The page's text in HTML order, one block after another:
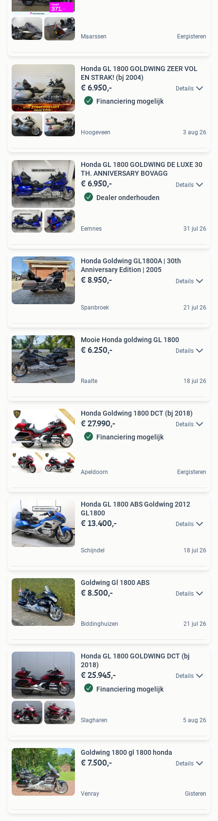
Maarssen Eergisteren
Honda GL 1800 GOLDWING ZEER VOL
EN STRAK! (bj 2004)
€ 6.950,- Details
Financiering mogelijk
Hoogeveen 3 aug 26
Honda GL 1800 GOLDWING DE LUXE 30
TH. ANNIVERSARY BOVAGG
€ 6.950,- Details
Dealer onderhouden
Eemnes 31 jul 26
Honda Goldwing GL1800A | 30th
Anniversary Edition | 2005
€ 8.950,- Details
Spanbroek 21 jul 26
Mooie Honda goldwing GL 1800
€ 6.250,- Details
Raalte 18 jul 26
Honda Goldwing 1800 DCT (bj 2018)
€ 27.990,- Details
Financiering mogelijk
Apeldoorn Eergisteren
Honda GL 1800 ABS Goldwing 2012
GL1800
€ 13.400,- Details
Schijndel 18 jul 26
Goldwing Gl 1800 ABS
€ 8.500,- Details
Biddinghuizen 21 jul 26
Honda GL 1800 GOLDWING DCT (bj
2018)
€ 25.945,- Details
Financiering mogelijk
Slagharen 5 aug 26
Goldwing 1800 gl 1800 honda
€ 7.500,- Details
Venray Gisteren